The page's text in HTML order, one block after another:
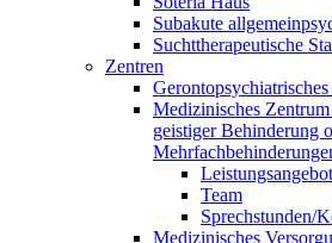
Subakute
Suchttherapeutische
Zentren
Medizinisches
geistiger Behinderung
Team
Sprechstunden/
Medizinisches